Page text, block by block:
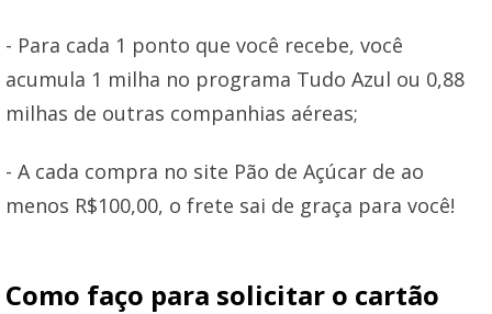
- Para cada 1 ponto que você recebe, você
acumula 1 milha no programa Tudo Azul ou 0,88
milhas de outras companhias aéreas;
- A cada compra no site Pão de Açúcar de ao
menos R$100,00, o frete sai de graça para você!
Como faço para solicitar o cartão